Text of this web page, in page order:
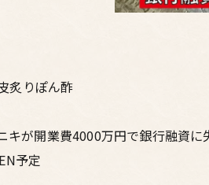
炙りぽん酢
キが開業費4000万円で銀行融資に
予定